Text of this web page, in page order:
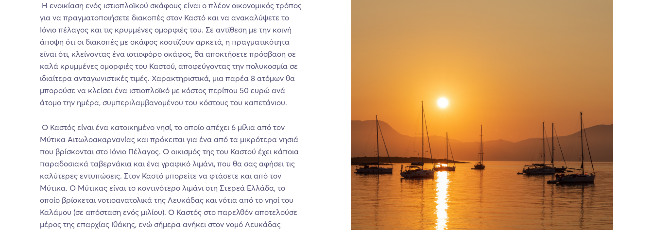
Η ενοικίαση ενός ιστιοπλοϊκού σκάφους είναι ο πλέον οικονομικός τρόπος
για να πραγματοποιήσετε διακοπές στον Καστό και να ανακαλύψετε το
Ιόνιο πέλαγος και τις κρυμμένες ομορφιές του. Σε αντίθεση με την κοινή
άποψη ότι οι διακοπές με σκάφος κοστίζουν αρκετά, η πραγματικότητα
είναι ότι, κλείνοντας ένα ιστιοφόρο σκάφος, θα αποκτήσετε πρόσβαση σε
καλά κρυμμένες ομορφιές του Καστού, αποφεύγοντας την πολυκοσμία σε
ιδιαίτερα ανταγωνιστικές τιμές. Χαρακτηριστικά, μια παρέα 8 ατόμων θα
μπορούσε να κλείσει ένα ιστιοπλοϊκό με κόστος περίπου 50 ευρώ ανά
άτομο την ημέρα, συμπεριλαμβανομένου του κόστους του καπετάνιου.
Ο Καστός είναι ένα κατοικημένο νησί, το οποίο απέχει 6 μίλια από τον
Μύτικα Αιτωλοακαρνανίας και πρόκειται για ένα από τα μικρότερα νησιά
που βρίσκονται στο Ιόνιο Πέλαγος. Ο οικισμός της του Καστού έχει κάποια
παραδοσιακά ταβερνάκια και ένα γραφικό λιμάνι, που θα σας αφήσει τις
καλύτερες εντυπώσεις. Στον Καστό μπορείτε να φτάσετε και από τον
Μύτικα. Ο Μύτικας είναι το κοντινότερο λιμάνι στη Στερεά Ελλάδα, το
οποίο βρίσκεται νοτιοανατολικά της Λευκάδας και νότια από το νησί του
Καλάμου (σε απόσταση ενός μιλίου). Ο Καστός στο παρελθόν αποτελούσε
μέρος της επαρχίας Ιθάκης, ενώ σήμερα ανήκει στον νομό Λευκάδας